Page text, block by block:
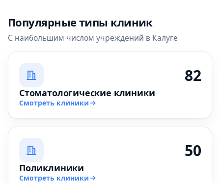
Популярные типы клиник
С наибольшим числом учреждений в Калуге
82
Стоматологические клиники
Смотреть клиники
50
Поликлиники
Смотреть клиники